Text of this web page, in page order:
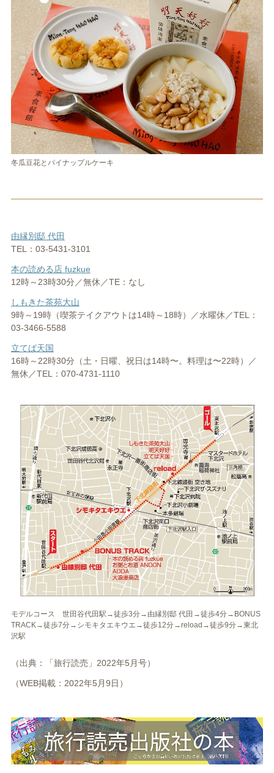
冬瓜豆花とパイナップルケーキ
由縁別邸 代田
TEL：03-5431-3101
本の読める店 fuzkue
12時～23時30分／無休／TE：なし
しもきた茶苑大山
9時～19時（喫茶テイクアウトは14時～18時）／水曜休／TEL：
03-3466-5588
立てば天国
16時～22時30分（土・日曜、祝日は14時〜。料理は〜22時）／
無休／TEL：070-4731-1110
モデルコース 世田谷代田駅→徒歩3分→由縁別邸 代田→徒歩4分→BONUS
TRACK→徒歩7分→シモキタエキウエ→徒歩12分→reload→徒歩9分→東北
沢駅
（出典：「旅行読売」 2022年5月号）
（WEB掲載： 2022年5 月9日）